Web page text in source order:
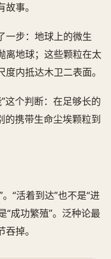
事。
一步：地球上的微生
离地球；这些颗粒在太
内抵达木卫二表面。
这个判断：在足够长的
携带生命尘埃颗粒到
“活着到达”也不是“进
“成功繁殖”。泛种论最
掉。